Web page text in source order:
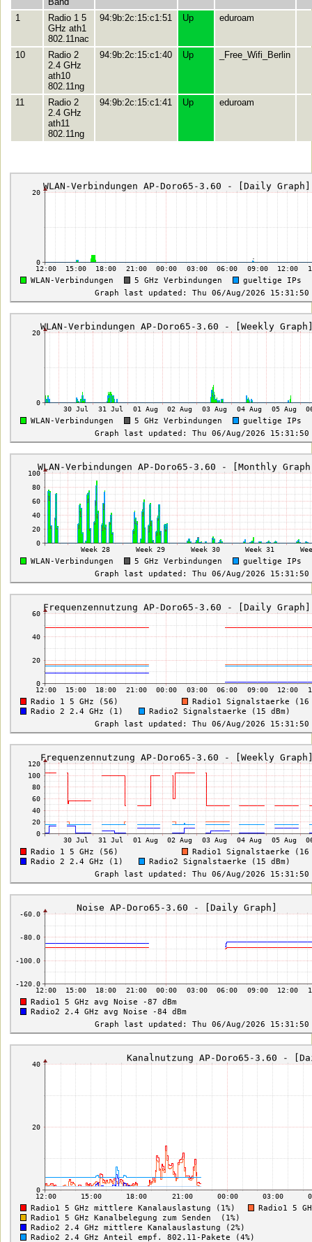
1
Radio 1 5
GHz ath1
802.11nac
94:9b:2c:15:c1:51 Up eduroam
10
Radio 2
2.4 GHz
ath10
802.11ng
94:9b:2c:15:c1:40 Up _Free_Wifi_Berlin
11
Radio 2
2.4 GHz
ath11
802.11ng
94:9b:2c:15:c1:41 Up eduroam